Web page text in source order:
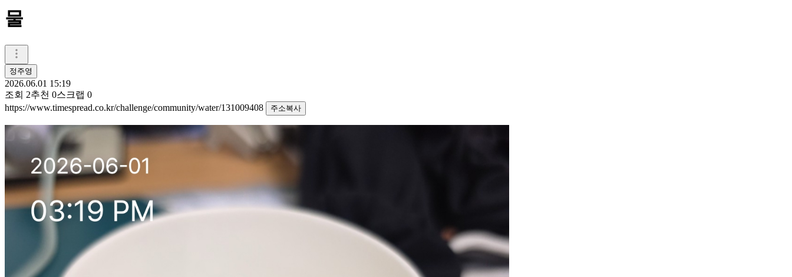
물
정주영
2026.06.01 15:19
조회 2추천 0스크랩 0
https://www.timespread.co.kr/challenge/community/water/131009408
주소복사